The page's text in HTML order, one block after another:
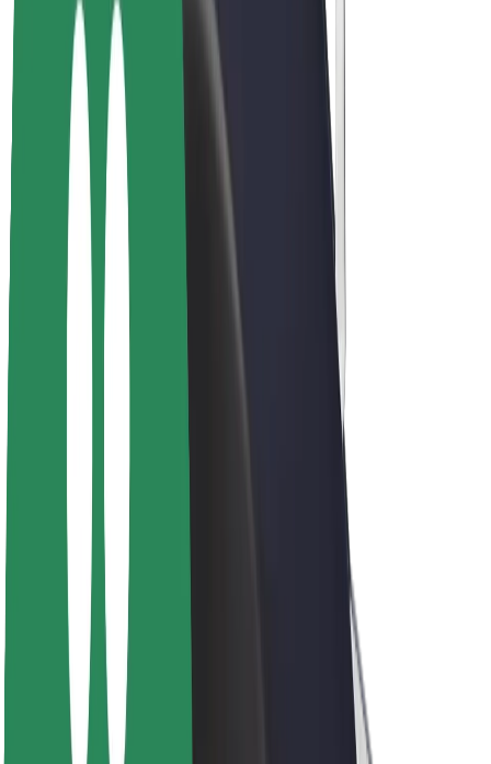
Кур'єром
Заробіток курʼєра
Партнери Bolt Food
Автопаркам
Франшиза
Компанія
Кар'єра
Про компанію Bolt
Зв’язки з інвесторами
Керівництво
Бренд
Медіа
Урбаністичний фонд
Безпека